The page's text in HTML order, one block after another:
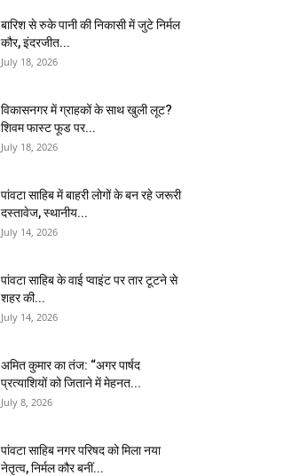
बारिश से रुके पानी की निकासी में जुटे निर्मल
कौर, इंदरजीत...
July 18, 2026
विकासनगर में ग्राहकों के साथ खुली लूट?
शिवम फास्ट फूड पर...
July 18, 2026
पांवटा साहिब में बाहरी लोगों के बन रहे जरूरी
दस्तावेज, स्थानीय...
July 14, 2026
पांवटा साहिब के वाई प्वाइंट पर तार टूटने से
शहर की...
July 14, 2026
अमित कुमार का तंज: “अगर पार्षद
प्रत्याशियों को जिताने में मेहनत...
July 8, 2026
पांवटा साहिब नगर परिषद को मिला नया
नेतृत्व, निर्मल कौर बनीं...